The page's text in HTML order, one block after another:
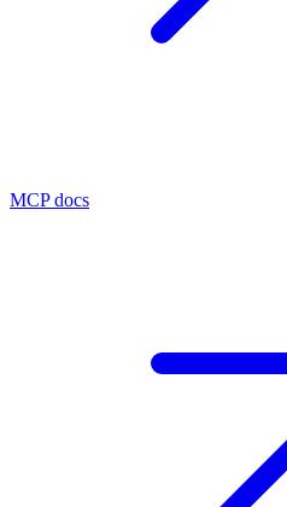
MCP docs